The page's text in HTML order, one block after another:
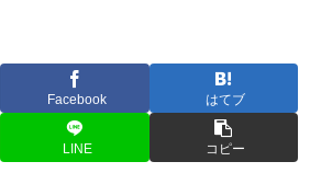
Facebook はてブ
LINE コピー